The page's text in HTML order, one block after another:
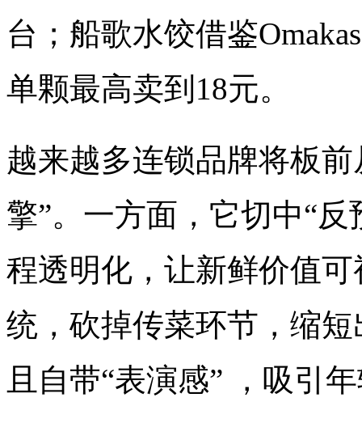
台；船歌水饺借鉴
单颗最高卖到18元。
越来越多连锁品牌将板
擎”。一方面，它切中“
程透明化，让新鲜价值
统，砍掉传菜环节，缩
且自带“表演感” ，吸引